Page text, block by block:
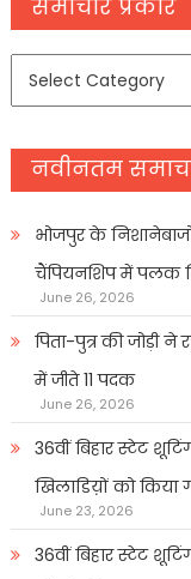
समाचार प्रकार
नवीनतम
भोजपुर के निशानेबाजों
चैंपियनशिप में पलक
June 26, 2026
पिता-पुत्र की जोड़ी ने
में जीते 11 पदक
June 26, 2026
36वीं बिहार स्टेट
खिलाडिय़ों को किया
June 23, 2026
36वीं बिहार स्टेट